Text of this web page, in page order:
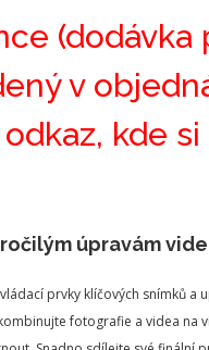
v
kde
úpravám
prvky klíčových snímků a
fotografie a videa na